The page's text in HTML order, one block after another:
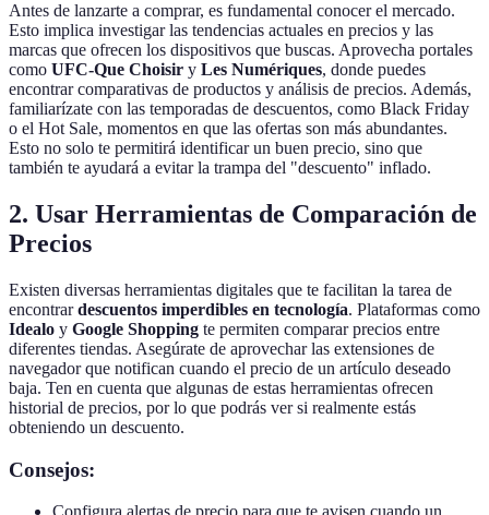
Antes de lanzarte a comprar, es fundamental conocer el mercado.
Esto implica investigar las tendencias actuales en precios y las
marcas que ofrecen los dispositivos que buscas. Aprovecha portales
como UFC-Que Choisir y Les Numériques, donde puedes
encontrar comparativas de productos y análisis de precios. Además,
familiarízate con las temporadas de descuentos, como Black Friday
o el Hot Sale, momentos en que las ofertas son más abundantes.
Esto no solo te permitirá identificar un buen precio, sino que
también te ayudará a evitar la trampa del "descuento" inflado.
2. Usar Herramientas de Comparación de
Precios
Existen diversas herramientas digitales que te facilitan la tarea de
encontrardescuentos imperdibles en tecnología. Plataformas como
Idealo y Google Shopping te permiten comparar precios entre
diferentes tiendas. Asegúrate de aprovechar las extensiones de
navegador que notifican cuando el precio de un artículo deseado
baja. Ten en cuenta que algunas de estas herramientas ofrecen
historial de precios, por lo que podrás ver si realmente estás
obteniendo un descuento.
Consejos: